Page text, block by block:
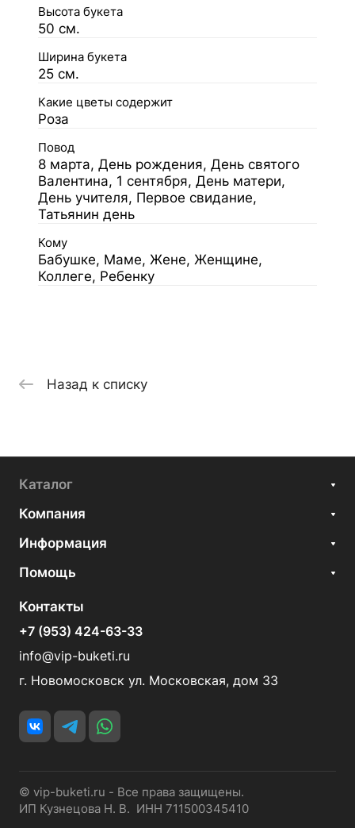
Высота букета
50 см.
Ширина букета
25 см.
Какие цветы содержит
Роза
Повод
8 марта, День рождения, День святого
Валентина, 1 сентября, День матери,
День учителя, Первое свидание,
Татьянин день
Кому
Бабушке, Маме, Жене, Женщине,
Коллеге, Ребенку
Назад к списку
Каталог
Компания
Информация
Помощь
Контакты
+7 (953) 424-63-33
info@vip-buketi.ru
г. Новомосковск ул. Московская, дом 33
© vip-buketi.ru - Все права защищены.
ИП Кузнецова Н. В. ИНН 711500345410